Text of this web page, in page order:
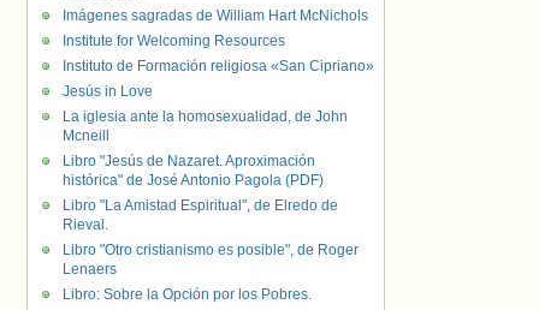
Imágenes sagradas de William Hart McNichols
Institute for Welcoming Resources
Instituto de Formación religiosa «San Cipriano»
Jesús in Love
La iglesia ante la homosexualidad, de John
Mcneill
Libro "Jesús de Nazaret. Aproximación
histórica" de José Antonio Pagola (PDF)
Libro "La Amistad Espiritual", de Elredo de
Rieval.
Libro "Otro cristianismo es posible", de Roger
Lenaers
Libro: Sobre la Opción por los Pobres.